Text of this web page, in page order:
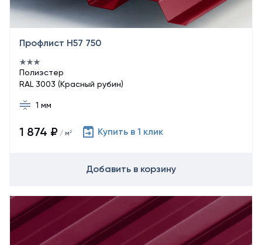
Профлист Н57 750
Полиэстер
RAL 3003 (Красный рубин)
1 мм
1 874 ₽ / м² Купить в 1 клик
Добавить в корзину